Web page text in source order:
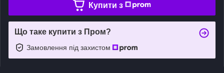
Купити з
Що таке купити з Пром?
Замовлення під захистом